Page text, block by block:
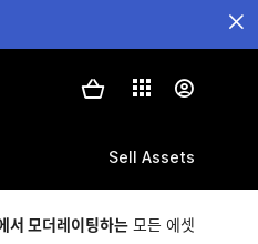
Sell Assets
서 모더레이팅하는 모든 에셋